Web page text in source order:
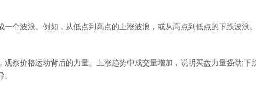
个波浪。例如，从低点到高点的上涨波浪，或从高点到低点的下跌波浪。
察价格运动背后的力量。上涨趋势中成交量增加，说明买盘力量强劲;下